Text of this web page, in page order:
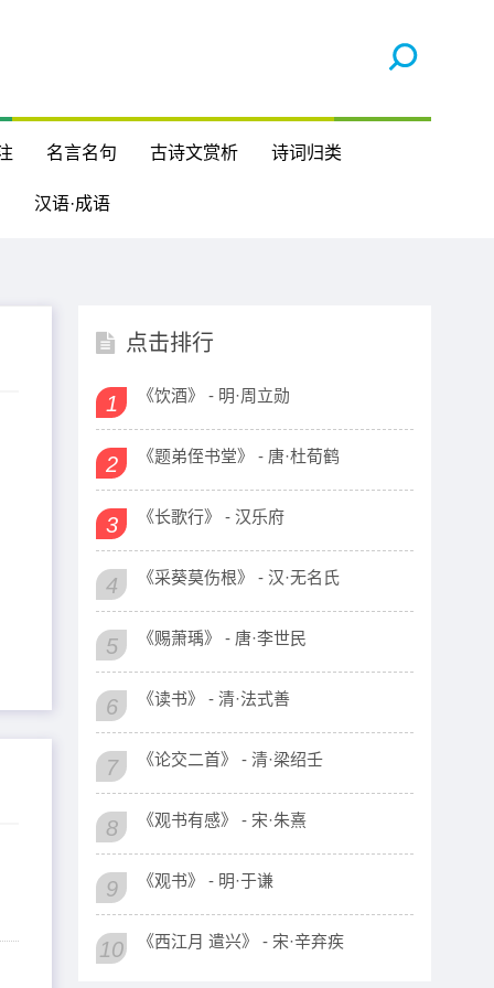
名言名句 古诗文赏析 诗词归类
汉语·成语
点击排行
1 《饮酒》 - 明·周立勋
2 《题弟侄书堂》 - 唐·杜荀鹤
3 《长歌行》 - 汉乐府
4 《采葵莫伤根》 - 汉·无名氏
5 《赐萧瑀》 - 唐·李世民
6 《读书》 - 清·法式善
7 《论交二首》 - 清·梁绍壬
8 《观书有感》 - 宋·朱熹
9 《观书》 - 明·于谦
10 《西江月 遣兴》 - 宋·辛弃疾